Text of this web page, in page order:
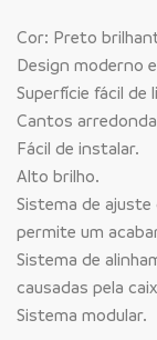
Cor: Preto
Design moderno
Superfície fácil de
Cantos
Fácil de instalar.
Alto brilho.
Sistema de ajuste
permite um
Sistema de
causadas pela
Sistema modular.